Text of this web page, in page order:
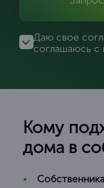
Даю свое
соглашаюсь с
Кому
дома в